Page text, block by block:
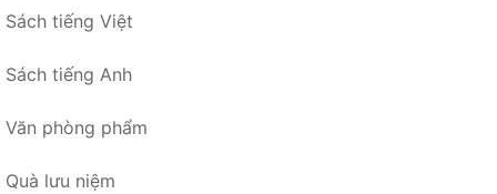
Sách tiếng Việt
Sách tiếng Anh
Văn phòng phẩm
Quà lưu niệm